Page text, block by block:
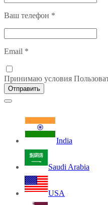
Ваш телефон *
Email *
Принимаю условия
Отправить
India
Saudi Arabia
USA